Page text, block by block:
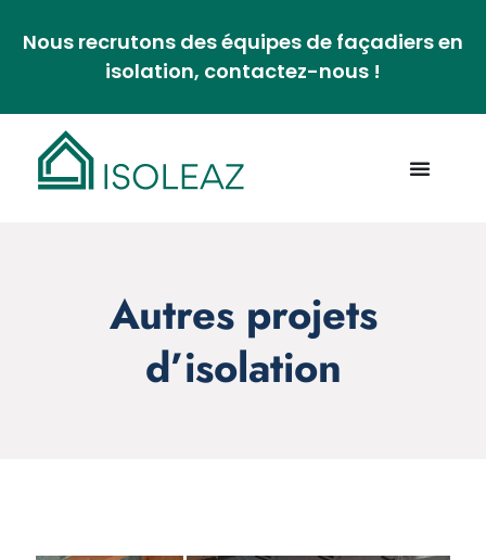
Nous recrutons des équipes de façadiers en
isolation, contactez-nous !
Autres projets
d’isolation